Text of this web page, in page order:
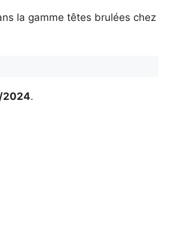
la gamme têtes brulées chez
2024.